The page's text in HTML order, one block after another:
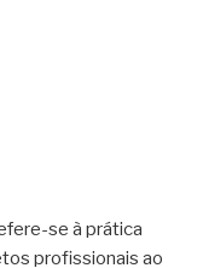
se à prática
profissionais ao